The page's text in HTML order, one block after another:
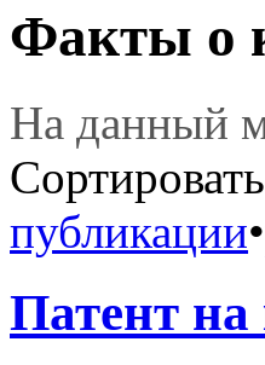
Факты о
На данный
публикации•
Патент на